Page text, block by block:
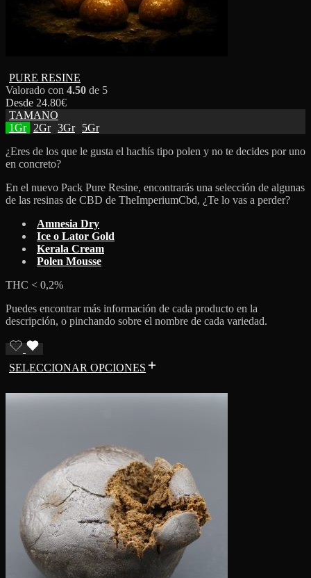
PURE RESINE
Valorado con 4.50 de 5
Desde 24.80€
TAMANO
1Gr
2Gr 3Gr
5Gr
¿Eres de los que le gusta el hachís tipo polen y no te decides por uno
en concreto?
En el nuevo Pack Pure Resine, encontrarás una selección de algunas
de las resinas de CBD de TheImperiumCbd, ¿Te lo vas a perder?
Amnesia Dry
Ice o Lator Gold
Kerala Cream
Polen Mousse
THC < 0,2%
Puedes encontrar más información de cada producto en la
descripción, o pinchando sobre el nombre de cada variedad.
SELECCIONAR OPCIONES